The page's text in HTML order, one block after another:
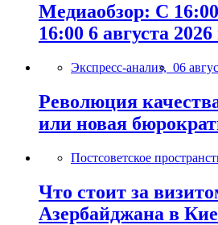
Медиаобзор: С 16:00
16:00 6 августа 2026
Экспресс-анализ, 06
Революция
или новая
Постсоветское
Что стоит за
Азербайджана в